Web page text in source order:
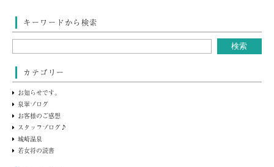
キーワードから検索
カテゴリー
お知らせです。
泉翠ブログ
お客様のご感想
スタッフブログ♪
城崎温泉
若女将の読書